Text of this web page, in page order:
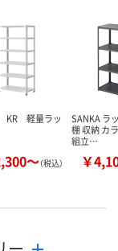
KR 軽量ラッ
～（税込）
SANKA ラ
棚 収納 カ
組立…
￥